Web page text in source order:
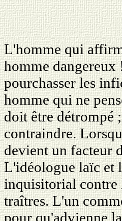
L'homme qui
homme dangereux
pourchasser les
homme qui ne
doit être détrompé
contraindre.
devient un facteur
L'idéologue laïc et
inquisitorial contre
traîtres. L'un
pour qu'advienne